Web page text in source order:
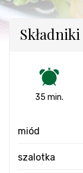
Składniki
35 min.
miód
szalotka